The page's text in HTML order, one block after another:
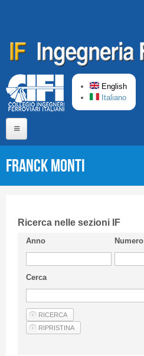
English
Italiano
Short presentation CIFI
Guideline
Privacy & Policy
Articles
Franck MONTI
Ricerca nelle sezioni IF
Anno Numero
Cerca